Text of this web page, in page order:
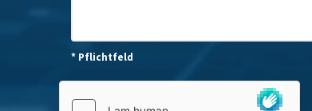
* Pflichtfeld